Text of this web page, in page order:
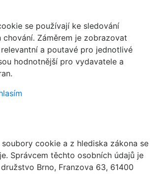
se používají ke sledování
chování. Záměrem je zobrazovat
a poutavé pro jednotlivé
hodnotnější pro vydavatele a
cookie a z hlediska zákona se
Správcem těchto osobních údajů je
Brno, Franzova 63, 61400